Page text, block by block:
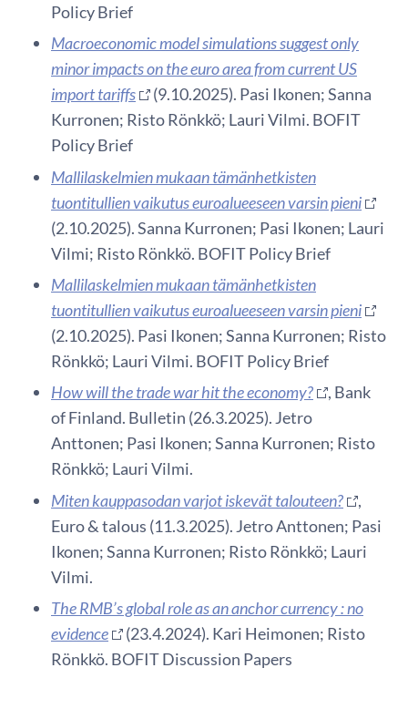
Policy Brief
Macroeconomic model simulations suggest only
minor impacts on the euro area from current US
import tariffs
(9.10.2025). Pasi Ikonen; Sanna
Kurronen; Risto Rönkkö; Lauri Vilmi. BOFIT
Policy Brief
Mallilaskelmien mukaan tämänhetkisten
tuontitullien vaikutus euroalueeseen varsin pieni
(2.10.2025). Sanna Kurronen; Pasi Ikonen; Lauri
Vilmi; Risto Rönkkö. BOFIT Policy Brief
Mallilaskelmien mukaan tämänhetkisten
tuontitullien vaikutus euroalueeseen varsin pieni
(2.10.2025). Pasi Ikonen; Sanna Kurronen; Risto
Rönkkö; Lauri Vilmi. BOFIT Policy Brief
How will the trade war hit the economy?
, Bank
of Finland. Bulletin (26.3.2025). Jetro
Anttonen; Pasi Ikonen; Sanna Kurronen; Risto
Rönkkö; Lauri Vilmi.
Miten kauppasodan varjot iskevät talouteen?
,
Euro & talous (11.3.2025). Jetro Anttonen; Pasi
Ikonen; Sanna Kurronen; Risto Rönkkö; Lauri
Vilmi.
The RMB’s global role as an anchor currency : no
evidence
(23.4.2024). Kari Heimonen; Risto
Rönkkö. BOFIT Discussion Papers